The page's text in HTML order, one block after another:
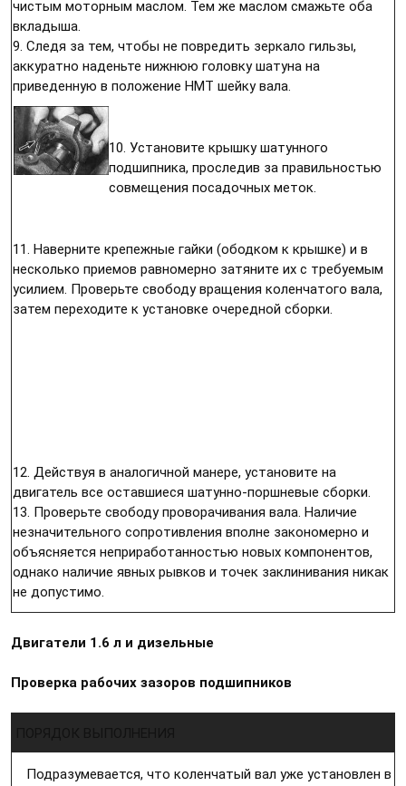
чистым моторным маслом. Тем же маслом смажьте оба
вкладыша.
9. Следя за тем, чтобы не повредить зеркало гильзы,
аккуратно наденьте нижнюю головку шатуна на
приведенную в положение НМТ шейку вала.
10. Установите крышку шатунного
подшипника, проследив за правильностью
совмещения посадочных меток.
11. Наверните крепежные гайки (ободком к крышке) и в
несколько приемов равномерно затяните их с требуемым
усилием. Проверьте свободу вращения коленчатого вала,
затем переходите к установке очередной сборки.
12. Действуя в аналогичной манере, установите на
двигатель все оставшиеся шатунно-поршневые сборки.
13. Проверьте свободу проворачивания вала. Наличие
незначительного сопротивления вполне закономерно и
объясняется неприработанностью новых компонентов,
однако наличие явных рывков и точек заклинивания никак
не допустимо.
Двигатели 1.6 л и дизельные
Проверка рабочих зазоров подшипников
Подразумевается, что коленчатый вал уже установлен в